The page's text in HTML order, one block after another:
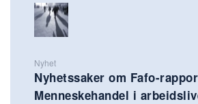
Nyhet
Nyhetssaker om Fafo-
Menneskehandel i